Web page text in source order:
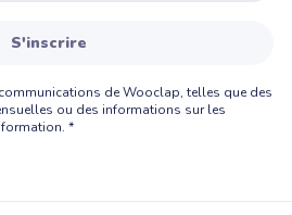
S'inscrire
de Wooclap, telles que des
ou des informations sur les
*